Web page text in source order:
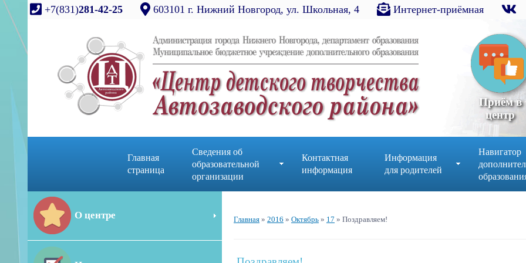
+7(831)281-42-25 603101 г. Нижний Новгород, ул. Школьная, 4 Интернет-приёмная
Приём в
центр
Главная
страница
Сведения об
образовательной
организации
Контактная
информация
Информация
для родителей
Навигатор
О центре Главная » 2016 » Октябрь » 17 » Поздравляем!